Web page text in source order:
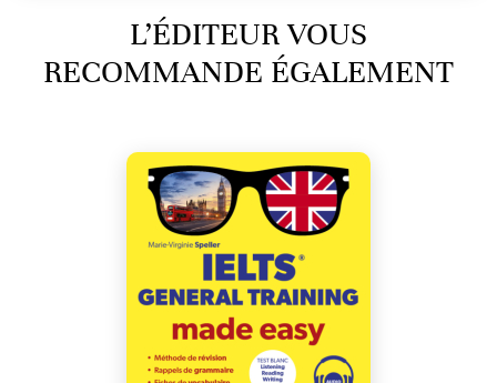
L’ÉDITEUR VOUS
RECOMMANDE ÉGALEMENT